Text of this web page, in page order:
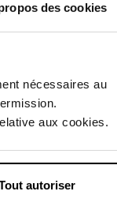
des cookies
nécessaires au
aux cookies.
autoriser